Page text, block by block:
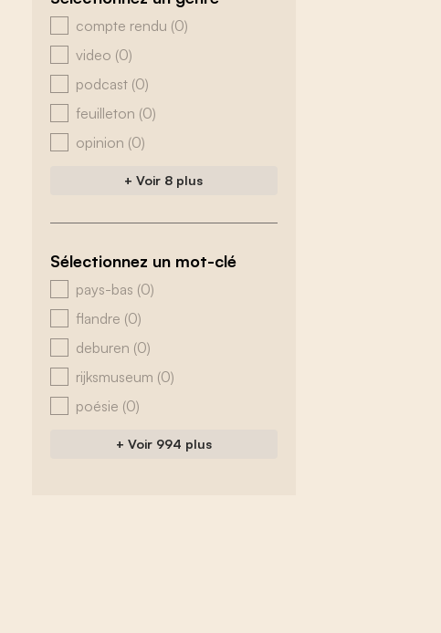
zoeken - genre
compte rendu (0)
video (0)
podcast (0)
feuilleton (0)
opinion (0)
+ Voir 8 plus
Sélectionnez un mot-clé
zoeken - tags
pays-bas (0)
flandre (0)
deburen (0)
rijksmuseum (0)
poésie (0)
+ Voir 994 plus